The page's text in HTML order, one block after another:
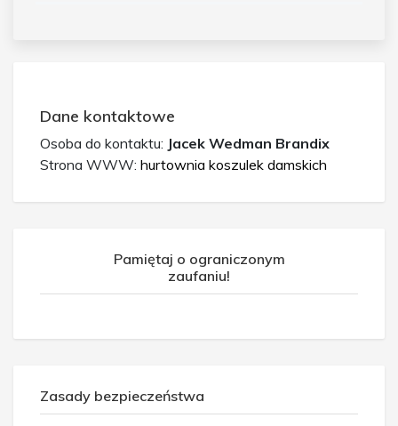
Dane kontaktowe
Osoba do kontaktu: Jacek Wedman Brandix
Strona WWW: hurtownia koszulek damskich
Pamiętaj o ograniczonym
zaufaniu!
Zasady bezpieczeństwa